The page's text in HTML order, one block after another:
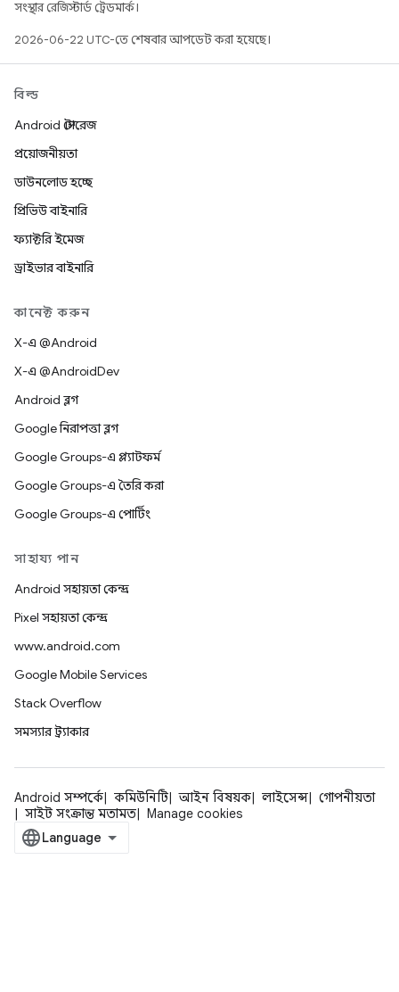
সংস্থার রেজিস্টার্ড ট্রেডমার্ক।
2026-06-22 UTC-তে শেষবার আপডেট করা হয়েছে।
বিল্ড
Android স্টোরেজ
প্রয়োজনীয়তা
ডাউনলোড হচ্ছে
প্রিভিউ বাইনারি
ফ্যাক্টরি ইমেজ
ড্রাইভার বাইনারি
কানেক্ট করুন
X-এ @Android
X-এ @AndroidDev
Android ব্লগ
Google নিরাপত্তা ব্লগ
Google Groups-এ প্ল্যাটফর্ম
Google Groups-এ তৈরি করা
Google Groups-এ পোর্টিং
সাহায্য পান
Android সহায়তা কেন্দ্র
Pixel সহায়তা কেন্দ্র
www.android.com
Google Mobile Services
Stack Overflow
সমস্যার ট্র্যাকার
Android সম্পর্কে কমিউনিটি আইন বিষয়ক লাইসেন্স
গোপনীয়তা
সাইট সংক্রান্ত মতামত
Manage cookies